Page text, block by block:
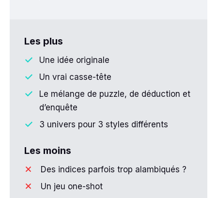
Les plus
Une idée originale
Un vrai casse-tête
Le mélange de puzzle, de déduction et
d’enquête
3 univers pour 3 styles différents
Les moins
Des indices parfois trop alambiqués ?
Un jeu one-shot